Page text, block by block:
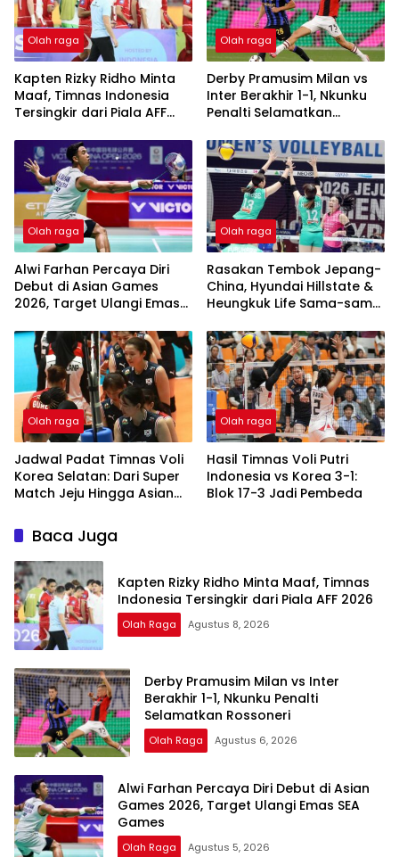
Olah raga
Kapten Rizky Ridho Minta
Maaf, Timnas Indonesia
Tersingkir dari Piala AFF
Olah raga
Derby Pramusim Milan vs
Inter Berakhir 1-1, Nkunku
Penalti Selamatkan
Olah raga
Alwi Farhan Percaya Diri
Debut di Asian Games
2026, Target Ulangi Emas
Olah raga
Rasakan Tembok Jepang-
China, Hyundai Hillstate &
Heungkuk Life Sama-sama
1 Set
Olah raga
Jadwal Padat Timnas Voli
Korea Selatan: Dari Super
Match Jeju Hingga Asian
Olah raga
Hasil Timnas Voli Putri
Indonesia vs Korea 3-1:
Blok 17-3 Jadi Pembeda
Baca Juga
Kapten Rizky Ridho Minta Maaf, Timnas
Indonesia Tersingkir dari Piala AFF 2026
Olah Raga Agustus 8, 2026
Derby Pramusim Milan vs Inter
Berakhir 1-1, Nkunku Penalti
Selamatkan Rossoneri
Olah Raga Agustus 6, 2026
Alwi Farhan Percaya Diri Debut di Asian
Games 2026, Target Ulangi Emas SEA
Games
Olah Raga Agustus 5, 2026